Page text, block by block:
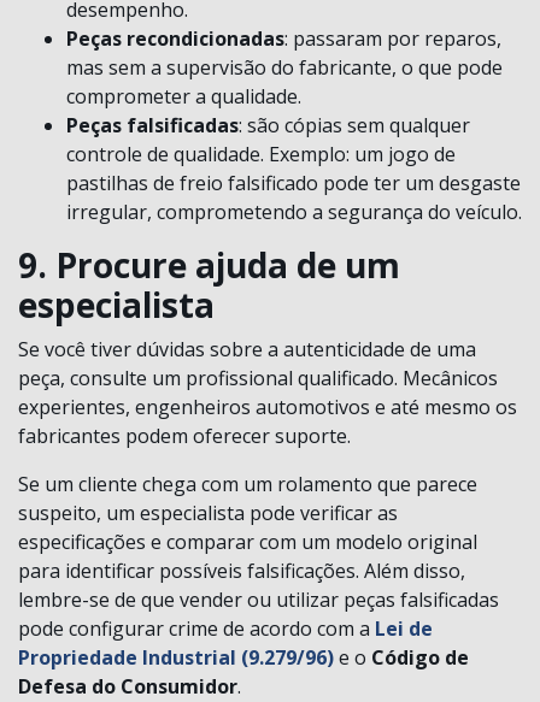
desempenho.
Peças recondicionadas: passaram por reparos,
mas sem a supervisão do fabricante, o que pode
comprometer a qualidade.
Peças falsificadas: são cópias sem qualquer
controle de qualidade. Exemplo: um jogo de
pastilhas de freio falsificado pode ter um desgaste
irregular, comprometendo a segurança do veículo.
9. Procure ajuda de um
especialista
Se você tiver dúvidas sobre a autenticidade de uma
peça, consulte um profissional qualificado. Mecânicos
experientes, engenheiros automotivos e até mesmo os
fabricantes podem oferecer suporte.
Se um cliente chega com um rolamento que parece
suspeito, um especialista pode verificar as
especificações e comparar com um modelo original
para identificar possíveis falsificações. Além disso,
lembre-se de que vender ou utilizar peças falsificadas
pode configurar crime de acordo com a Lei de
Propriedade Industrial (9.279/96)e o Código de
Defesa do Consumidor.